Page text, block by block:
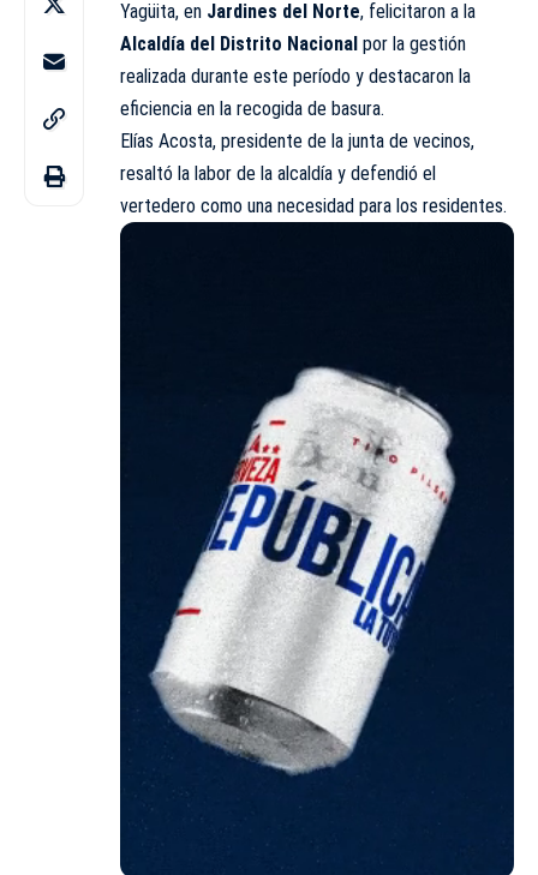
Yagüita, en Jardines del Norte, felicitaron a la
Alcaldía del Distrito Nacional por la gestión
realizada durante este período y destacaron la
eficiencia en la recogida de basura.
Elías Acosta, presidente de la junta de vecinos,
resaltó la labor de la alcaldía y defendió el
vertedero como una necesidad para los residentes.